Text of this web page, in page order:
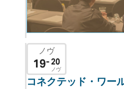
ノヴ
19- 20
ノヴ
コネクテッド・ワー